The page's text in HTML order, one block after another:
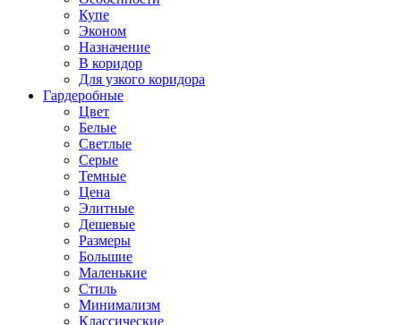
Купе
Эконом
Назначение
В коридор
Для узкого коридора
Гардеробные
Цвет
Белые
Светлые
Серые
Темные
Цена
Элитные
Дешевые
Размеры
Большие
Маленькие
Стиль
Минимализм
Классические